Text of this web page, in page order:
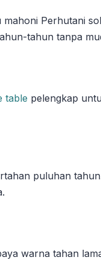
Perhutani
tahun tanpa
table pelengkap
puluhan
warna tahan